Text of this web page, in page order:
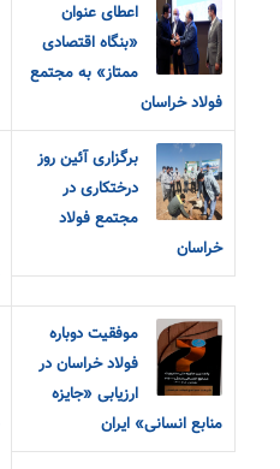
اعطای عنوان
«بنگاه اقتصادی
ممتاز» به مجتمع
فولاد خراسان
برگزاری آئین روز
درختکاری در
مجتمع فولاد
خراسان
موفقیت دوباره
فولاد خراسان در
ارزیابی «جایزه
منابع انسانی» ایران